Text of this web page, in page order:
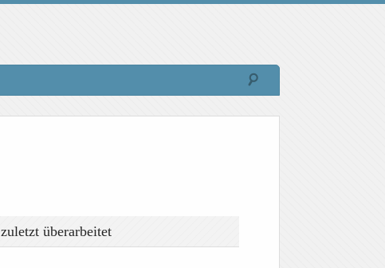
zuletzt überarbeitet